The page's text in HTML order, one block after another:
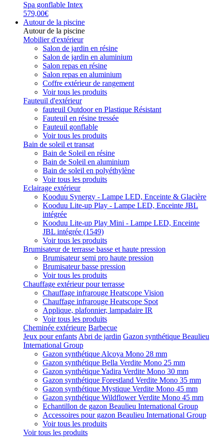
Spa gonflable Intex
579,00€
Autour de la piscine
Autour de la piscine
Mobilier d'extérieur
Salon de jardin en résine
Salon de jardin en aluminium
Salon repas en résine
Salon repas en aluminium
Coffre extérieur de rangement
Voir tous les produits
Fauteuil d'extérieur
fauteuil Outdoor en Plastique Résistant
Fauteuil en résine tressée
Fauteuil gonflable
Voir tous les produits
Bain de soleil et transat
Bain de Soleil en résine
Bain de Soleil en aluminium
Bain de soleil en polyéthylène
Voir tous les produits
Eclairage extérieur
Kooduu Synergy - Lampe LED, Enceinte & Glacière
Kooduu Lite-up Play - Lampe LED, Enceinte JBL
intégrée
Kooduu Lite-up Play Mini - Lampe LED, Enceinte
JBL intégrée (1549)
Voir tous les produits
Brumisateur de terrasse basse et haute pression
Brumisateur semi pro haute pression
Brumisateur basse pression
Voir tous les produits
Chauffage extérieur pour terrasse
Chauffage infrarouge Heatscope Vision
Chauffage infrarouge Heatscope Spot
Applique, plafonnier, lampadaire IR
Voir tous les produits
Cheminée extérieure Barbecue
Jeux pour enfants Abri de jardin Gazon synthétique Beaulieu
International Group
Gazon synthétique Alcoya Mono 28 mm
Gazon synthétique Bella Verdite Mono 25 mm
Gazon synthétique Yadira Verdite Mono 30 mm
Gazon synthétique Forestland Verdite Mono 35 mm
Gazon synthétique Mystique Verdite Mono 45 mm
Gazon synthétique Wildflower Verdite Mono 45 mm
Echantillon de gazon Beaulieu International Group
Accessoires pour gazon Beaulieu International Group
Voir tous les produits
Voir tous les produits